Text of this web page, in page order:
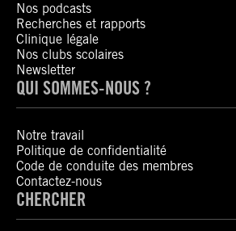
Nos podcasts
Recherches et rapports
Clinique légale
Nos clubs scolaires
Newsletter
QUI SOMMES-NOUS ?
Notre travail
Politique de confidentialité
Code de conduite des membres
Contactez-nous
CHERCHER